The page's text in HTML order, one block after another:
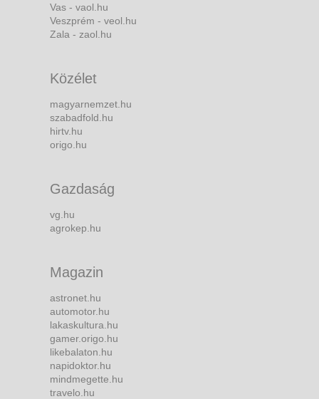
Vas - vaol.hu
Veszprém - veol.hu
Zala - zaol.hu
Közélet
magyarnemzet.hu
szabadfold.hu
hirtv.hu
origo.hu
Gazdaság
vg.hu
agrokep.hu
Magazin
astronet.hu
automotor.hu
lakaskultura.hu
gamer.origo.hu
likebalaton.hu
napidoktor.hu
mindmegette.hu
travelo.hu